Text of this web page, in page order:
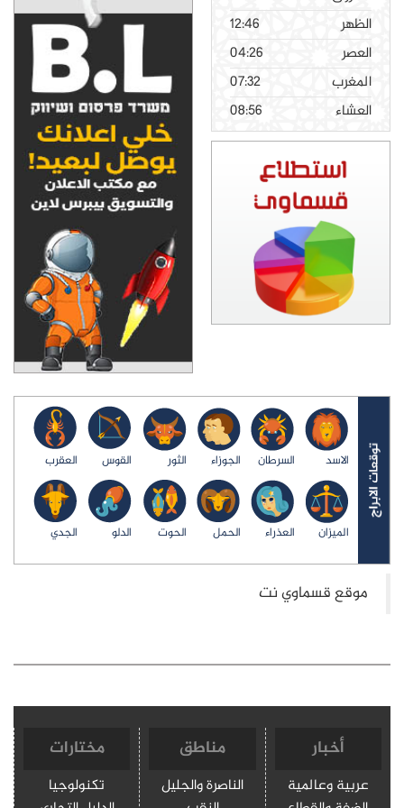
07:32
08:56
السرطان الجوزاء الثور القوس العقرب
العذراء الحمل الحوت الجدي
مناطق
الناصرة والجليل
مختارات
تكنولوجيا